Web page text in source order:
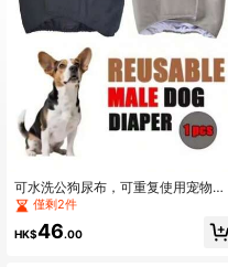
可水洗公狗尿布，可重复使用宠物卫
生内裤，防水防漏生理裤，适用于
大、中、小型犬，宠物狗尿布，生理
裤，强效吸收，可调节，可水洗，可
僅剩2件
HK$46.00